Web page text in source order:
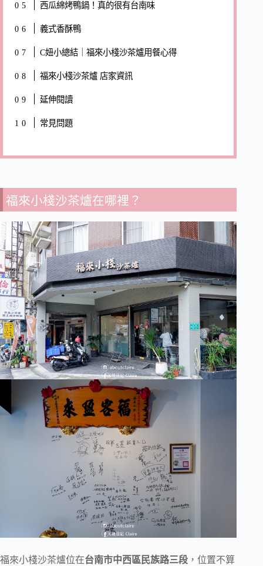
西瓜綿烤鴨鍋！真的很有台南味
義式香酥鴨
C妞小總結｜福來小棧沙茶爐用餐心得
福來小棧沙茶爐 店家資訊
延伸閱讀
常見問題
福來小棧沙茶爐在哪裡？
福來小棧沙茶爐位在台南市中西區民族路三段 ，位置不算